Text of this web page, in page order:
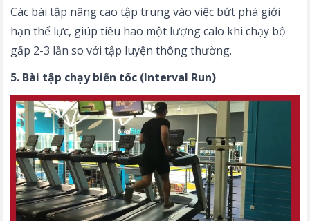
Các bài tập nâng cao tập trung vào việc bứt phá giới
hạn thể lực, giúp tiêu hao một lượng calo khi chạy bộ
gấp 2-3 lần so với tập luyện thông thường.
5. Bài tập chạy biến tốc (Interval Run)